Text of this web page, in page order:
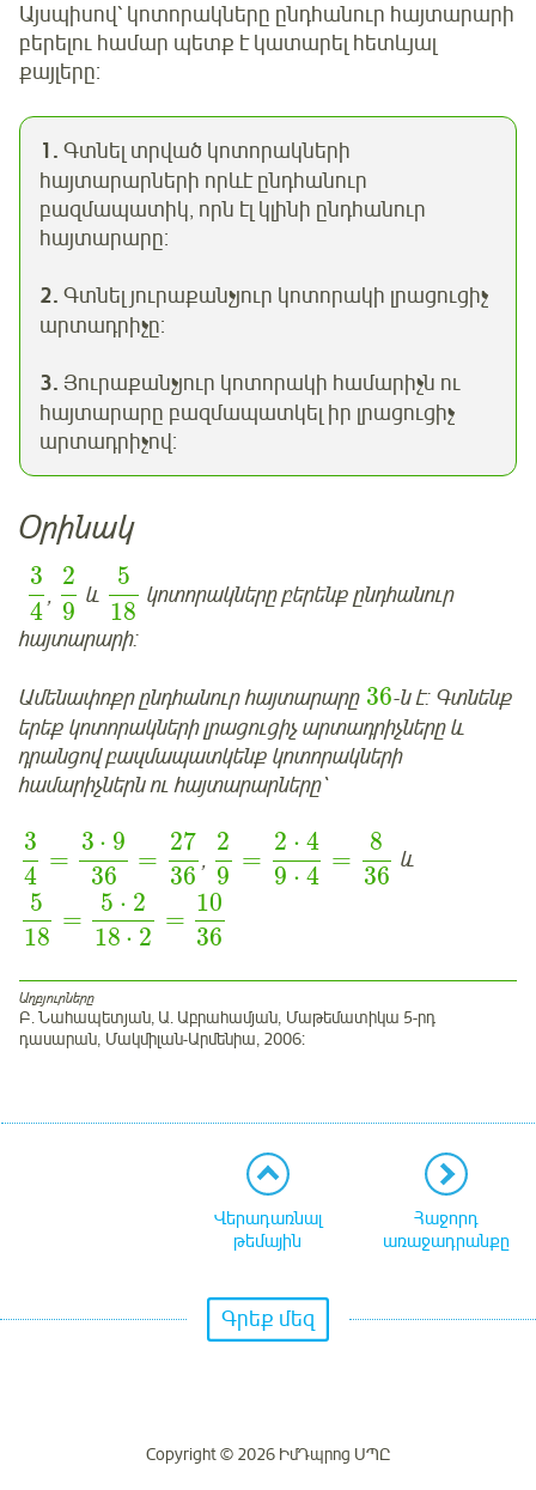
Այսպիսով՝ կոտորակները ընդհանուր հայտարարի
բերելու համար պետք է կատարել հետևյալ
քայլերը:
1. Գտնել տրված կոտորակների
հայտարարների որևէ ընդհանուր
բազմապատիկ, որն էլ կլինի ընդհանուր
հայտարարը:
2. Գտնել յուրաքանչյուր կոտորակի լրացուցիչ
արտադրիչը:
3. Յուրաքանչյուր կոտորակի համարիչն ու
հայտարարը բազմապատկել իր լրացուցիչ
արտադրիչով:
Օրինակ
3
4
,
2
9
և
5
18
կոտորակները բերենք ընդհանուր
հայտարարի:
Ամենափոքր ընդհանուր հայտարարը 36-ն է: Գտնենք
երեք կոտորակների լրացուցիչ արտադրիչները և
դրանցով բազմապատկենք կոտորակների
համարիչներն ու հայտարարները՝
3
4
=
3 ⋅ 9
36
=
27
36
,
2
9
=
2 ⋅ 4
9 ⋅ 4
=
8
36
և
5
18
=
5 ⋅ 2
18 ⋅ 2
=
10
36
Աղբյուրները
Բ. Նահապետյան, Ա. Աբրահամյան, Մաթեմատիկա 5-րդ
դասարան, Մակմիլան-Արմենիա, 2006:
Վերադառնալ
թեմային
Հաջորդ
առաջադրանքը
Գրեք մեզ
Copyright © 2026 ԻմԴպրոց ՍՊԸ